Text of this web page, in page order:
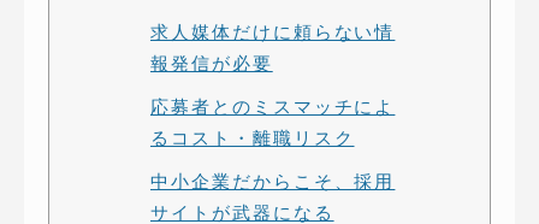
求人媒体だけに頼らない情
報発信が必要
応募者とのミスマッチによ
るコスト・離職リスク
中小企業だからこそ、採用
サイトが武器になる